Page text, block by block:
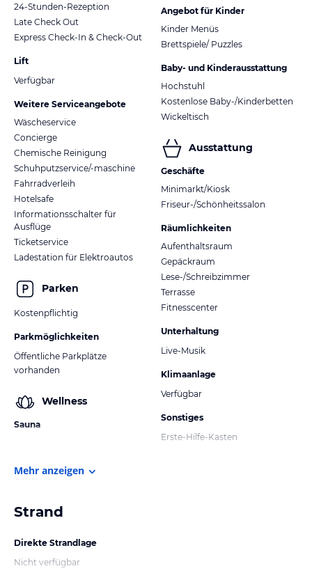
24-Stunden-Rezeption
Late Check Out
Express Check-In & Check-Out
Lift
Verfügbar
Weitere Serviceangebote
Wäscheservice
Concierge
Chemische Reinigung
Schuhputzservice/-maschine
Fahrradverleih
Hotelsafe
Informationsschalter für
Ausflüge
Ticketservice
Ladestation für Elektroautos
Parken
Kostenpflichtig
Parkmöglichkeiten
Öffentliche Parkplätze
vorhanden
Wellness
Sauna
Angebot für Kinder
Kinder Menüs
Brettspiele/ Puzzles
Baby- und Kinderausstattung
Hochstuhl
Kostenlose Baby-/Kinderbetten
Wickeltisch
Ausstattung
Geschäfte
Minimarkt/Kiosk
Friseur-/Schönheitssalon
Räumlichkeiten
Aufenthaltsraum
Gepäckraum
Lese-/Schreibzimmer
Terrasse
Fitnesscenter
Unterhaltung
Live-Musik
Klimaanlage
Verfügbar
Sonstiges
Erste-Hilfe-Kasten
Mehr anzeigen
Strand
Direkte Strandlage
Nicht verfügbar